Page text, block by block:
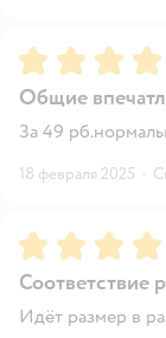
Рейтинг:4
Общие
За 49
18 февраля 2025 ·
Рейтинг:5
Соответствие
Идёт размер в